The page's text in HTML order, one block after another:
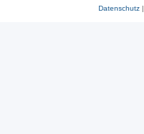
Datenschutz|